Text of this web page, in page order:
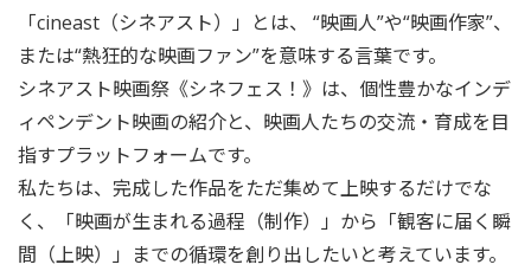
「cineast（シネアスト）」とは、 “映画人”や“映画作家”、
または“熱狂的な映画ファン”を意味する言葉です。
シネアスト映画祭《シネフェス！》は、個性豊かなインデ
ィペンデント映画の紹介と、映画人たちの交流・育成を目
指すプラットフォームです。
私たちは、完成した作品をただ集めて上映するだけでな
く、「映画が生まれる過程（制作）」から「観客に届く瞬
間（上映）」までの循環を創り出したいと考えています。